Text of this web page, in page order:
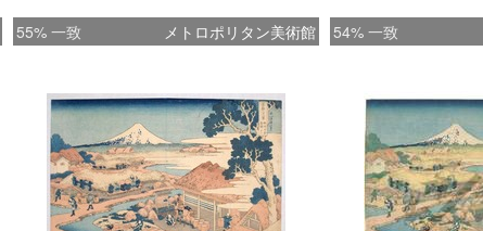
55% 一致 メトロポリタン美術館 54% 一致